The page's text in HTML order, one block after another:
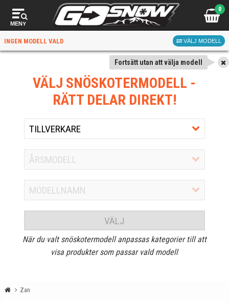
MENY
0
INGEN MODELL VALD VÄLJ MODELL
Fortsätt utan att välja modell
VÄLJ SNÖSKOTERMODELL -
RÄTT DELAR DIREKT!
VÄLJ
När du valt snöskotermodell anpassas kategorier till att
visa produkter som passar vald modell
Zan